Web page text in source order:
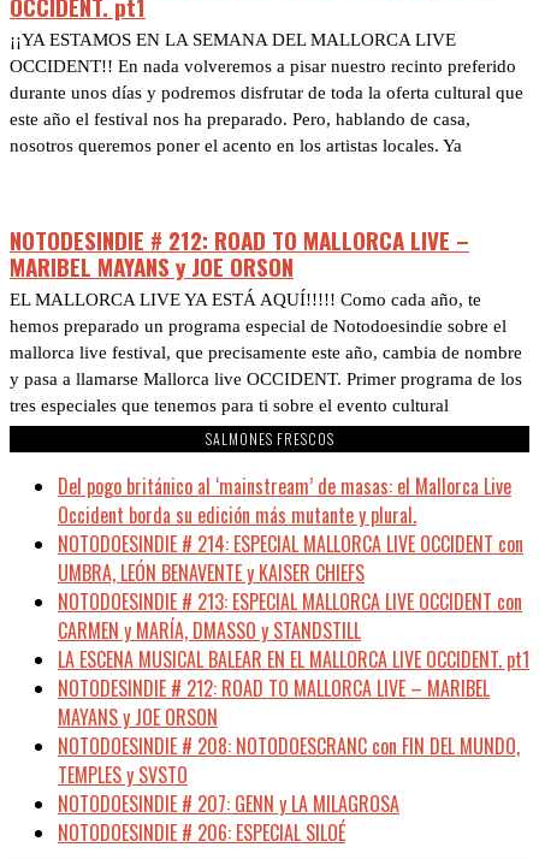
¡¡YA ESTAMOS EN LA SEMANA DEL MALLORCA LIVE
OCCIDENT!! En nada volveremos a pisar nuestro recinto preferido
durante unos días y podremos disfrutar de toda la oferta cultural que
este año el festival nos ha preparado. Pero, hablando de casa,
nosotros queremos poner el acento en los artistas locales. Ya
NOTODESINDIE # 212: ROAD TO MALLORCA LIVE –
MARIBEL MAYANS y JOE ORSON
EL MALLORCA LIVE YA ESTÁ AQUÍ!!!!! Como cada año, te
hemos preparado un programa especial de Notodoesindie sobre el
mallorca live festival, que precisamente este año, cambia de nombre
y pasa a llamarse Mallorca live OCCIDENT. Primer programa de los
tres especiales que tenemos para ti sobre el evento cultural
SALMONES FRESCOS
Del pogo británico al ‘mainstream’ de masas: el Mallorca Live
Occident borda su edición más mutante y plural.
NOTODOESINDIE # 214: ESPECIAL MALLORCA LIVE OCCIDENT con
UMBRA, LEÓN BENAVENTE y KAISER CHIEFS
NOTODOESINDIE # 213: ESPECIAL MALLORCA LIVE OCCIDENT con
CARMEN y MARÍA, DMASSO y STANDSTILL
LA ESCENA MUSICAL BALEAR EN EL MALLORCA LIVE OCCIDENT. pt1
NOTODESINDIE # 212: ROAD TO MALLORCA LIVE – MARIBEL
MAYANS y JOE ORSON
NOTODOESINDIE # 208: NOTODOESCRANC con FIN DEL MUNDO,
TEMPLES y SVSTO
NOTODOESINDIE # 207: GENN y LA MILAGROSA
NOTODOESINDIE # 206: ESPECIAL SILOÉ